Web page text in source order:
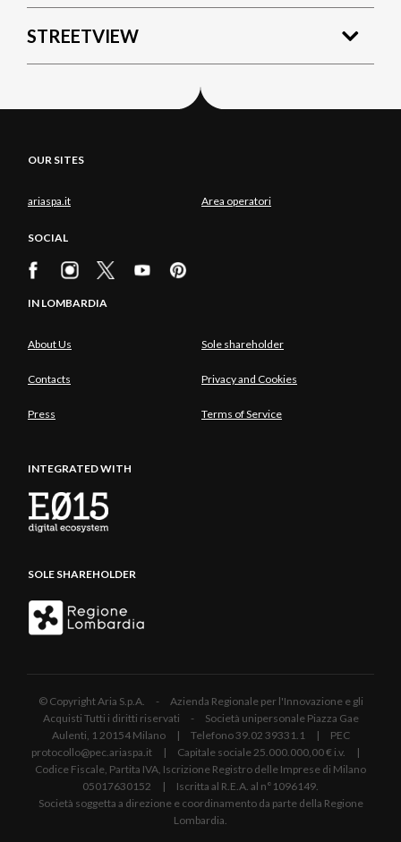
STREETVIEW
OUR SITES
ariaspa.it Area operatori
SOCIAL
IN LOMBARDIA
About Us Sole shareholder
Contacts Privacy and Cookies
Press Terms of Service
INTEGRATED WITH
SOLE SHAREHOLDER
© Copyright Aria S.p.A. - Azienda Regionale per l'Innovazione e gli
Acquisti Tutti i diritti riservati - Società unipersonale Piazza Gae
Aulenti, 1 20154 Milano | Telefono 39.02 39331.1 | PEC
protocollo@pec.ariaspa.it | Capitale sociale 25.000.000,00 € i.v. |
Codice Fiscale, Partita IVA, Iscrizione Registro delle Imprese di Milano
05017630152 | Iscritta al R.E.A. al n°1096149.
Società soggetta a direzione e coordinamento da parte della Regione
Lombardia.